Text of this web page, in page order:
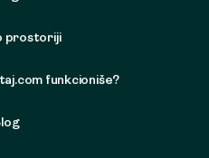
prostoriji
funkcioniše?